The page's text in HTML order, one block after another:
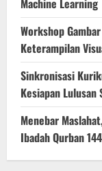
Workshop
Keterampilan
Sinkronisasi
Kesiapan Lulusan
Menebar
Ibadah Qurban